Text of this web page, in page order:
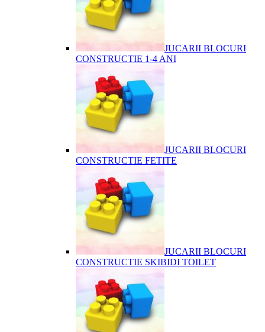
JUCARII BLOCURI
CONSTRUCTIE 1-4 ANI
JUCARII BLOCURI
CONSTRUCTIE FETITE
JUCARII BLOCURI
CONSTRUCTIE SKIBIDI TOILET